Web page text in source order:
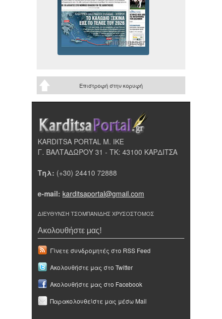
Επιστροφή στην κορυφή
KARDITSA PORTAL Μ. ΙΚΕ
Γ. ΒΑΛΤΑΔΩΡΟΥ 31 - ΤΚ: 43100 ΚΑΡΔΙΤΣΑ
Τηλ: (+30) 24410 72888
e-mail: karditsaportal@gmail.com
ΔΙΕΥΘΥΝΣΗ ΤΣΟΜΠΑΝΙΔΗΣ ΧΡΥΣΟΣΤΟΜΟΣ
Ακολουθήστε μας!
Γίνετε συνδρομητές στο RSS Feed
Ακολουθήστε μας στο Twitter
Ακολουθήστε μας στο Facebook
Παρακολουθείστε μας μέσω Mail